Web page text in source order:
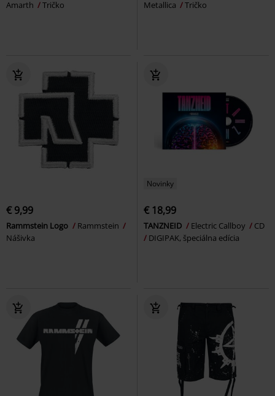
Amarth Tričko Metallica Tričko
€ 9,99
Rammstein Logo
Rammstein
Nášivka
Novinky
€ 18,99
TANZNEID Electric Callboy
CD
DIGIPAK, špeciálna edícia